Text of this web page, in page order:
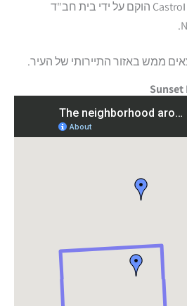
שכונת Noe Valley וCastro הוקם על ידי בית חב"ד
ממש באזור התיירותי של העיר.